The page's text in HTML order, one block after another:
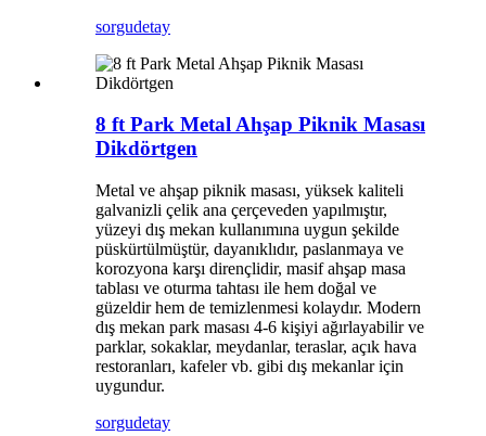
sorgudetay
8 ft Park Metal Ahşap Piknik Masası
Dikdörtgen
Metal ve ahşap piknik masası, yüksek kaliteli
galvanizli çelik ana çerçeveden yapılmıştır,
yüzeyi dış mekan kullanımına uygun şekilde
püskürtülmüştür, dayanıklıdır, paslanmaya ve
korozyona karşı dirençlidir, masif ahşap masa
tablası ve oturma tahtası ile hem doğal ve
güzeldir hem de temizlenmesi kolaydır. Modern
dış mekan park masası 4-6 kişiyi ağırlayabilir ve
parklar, sokaklar, meydanlar, teraslar, açık hava
restoranları, kafeler vb. gibi dış mekanlar için
uygundur.
sorgudetay